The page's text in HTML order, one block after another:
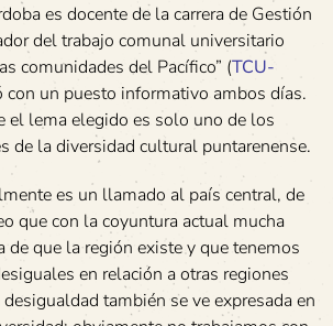
es docente de la carrera de Gestión
del trabajo comunal universitario
comunidades del Pacífico” (TCU-
con un puesto informativo ambos días.
el lema elegido es solo uno de los
de la diversidad cultural puntarenense.
es un llamado al país central, de
que con la coyuntura actual mucha
de que la región existe y que tenemos
en relación a otras regiones
también se ve expresada en